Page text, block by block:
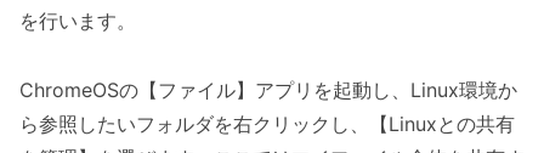
を行います。
ChromeOSの【ファイル】アプリを起動し、Linux環境か
ら参照したいフォルダを右クリックし、【Linuxとの共有